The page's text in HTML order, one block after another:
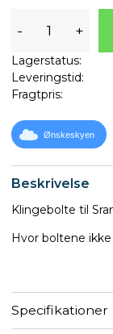
Beskrivelse
Klingebolte til
Hvor boltene ikke
Specifikationer
- +
Lagerstatus:
Leveringstid:
Fragtpris:
Ønskeskyen